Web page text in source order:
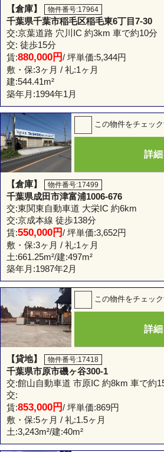
【倉庫】 物件番号:17964
千葉県千葉市稲毛区稲毛東6丁目7-30
交:京葉道路 穴川IC 約3km 車で約10分
交: 徒歩15分
賃:880,000円/ 坪単価:5,344円
敷・保:3ヶ月 / 礼:1ヶ月
建:544.41m²
築年月:1994年1月
この物件をチェッ
詳
【倉庫】 物件番号:17499
千葉県成田市津富浦1006-676
交:東関東自動車道 大栄IC 約6km
交:京成本線 徒歩138分
賃:550,000円/ 坪単価:3,652円
敷・保:3ヶ月 / 礼:1ヶ月
土:661.25m²/建:497m²
築年月:1987年2月
この物件をチェッ
詳
【貸地】 物件番号:17418
千葉県市原市磯ヶ谷300-1
交:館山自動車道 市原IC 約8km 車で約
交:
賃:853,000円/ 坪単価:869円
敷・保:5ヶ月 / 礼:1.5ヶ月
土:3,243m²/建:40m²